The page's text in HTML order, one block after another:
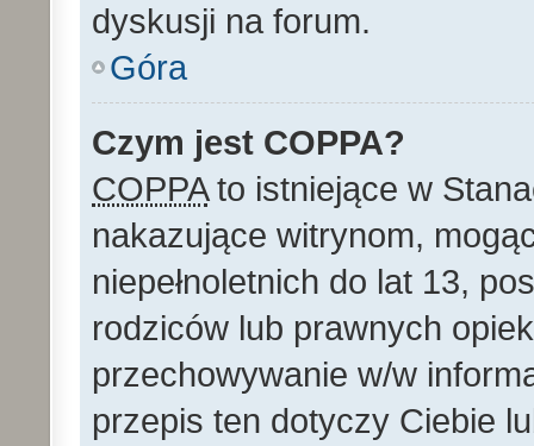
dyskusji na forum.
Góra
Czym jest COPPA?
COPPAto istniejące w
nakazujące witrynom,
niepełnoletnich do lat 13,
rodziców lub prawnych
przechowywanie w/w
przepis ten dotyczy Ciebie